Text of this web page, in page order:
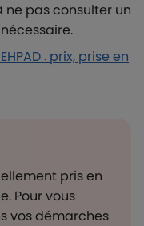
pas consulter un
: prix, prise en
pris en
Pour vous
vos démarches